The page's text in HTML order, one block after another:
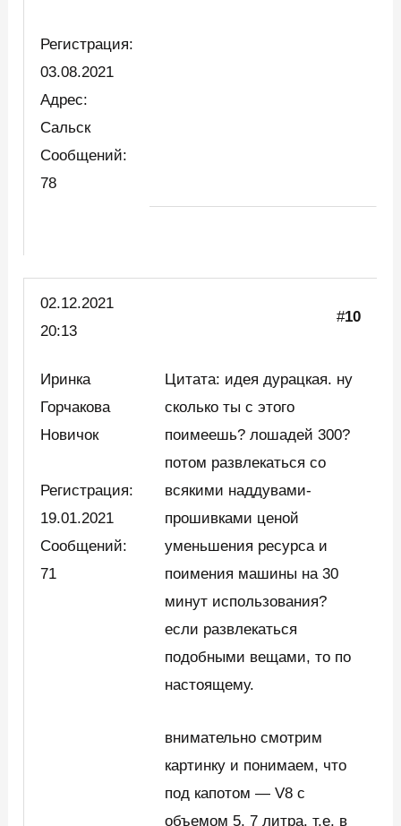
Регистрация:
03.08.2021
Адрес:
Сальск
Сообщений:
78
02.12.2021
20:13
#10
Иринка
Горчакова
Новичок
Регистрация:
19.01.2021
Сообщений:
71
Цитата: идея дурацкая. ну
сколько ты с этого
поимеешь? лошадей 300?
потом развлекаться со
всякими наддувами-
прошивками ценой
уменьшения ресурса и
поимения машины на 30
минут использования?
если развлекаться
подобными вещами, то по
настоящему.
внимательно смотрим
картинку и понимаем, что
под капотом — V8 с
объемом 5, 7 литра. т.е. в